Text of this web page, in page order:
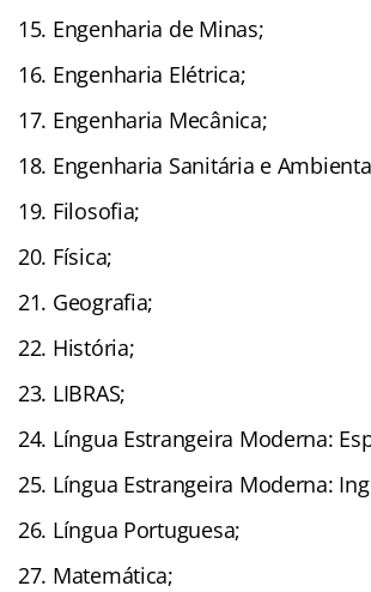
Engenharia de Minas;
Engenharia Elétrica;
Engenharia Mecânica;
Engenharia Sanitária e
Filosofia;
Física;
Geografia;
História;
LIBRAS;
Língua Estrangeira Moderna:
Língua Estrangeira Moderna:
Língua Portuguesa;
Matemática;